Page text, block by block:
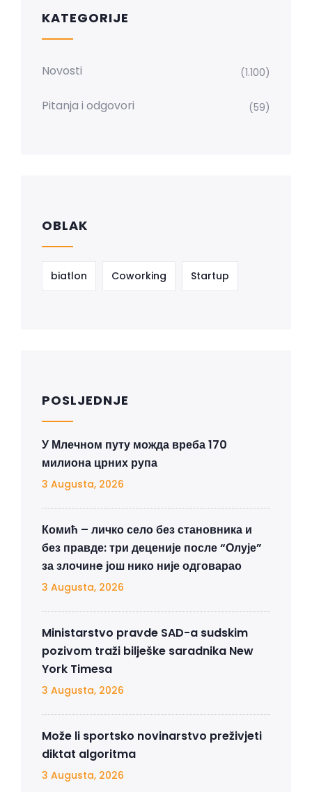
KATEGORIJE
Novosti (1.100)
Pitanja i odgovori (59)
OBLAK
biatlon Coworking Startup
POSLJEDNJE
У Млечном путу можда вреба 170
милиона црних рупа
3 Augusta, 2026
Комић – личко село без становника и
без правде: три деценије после “Олује”
за злочинe још нико није одговарао
3 Augusta, 2026
Ministarstvo pravde SAD-a sudskim
pozivom traži bilješke saradnika New
York Timesa
3 Augusta, 2026
Može li sportsko novinarstvo preživjeti
diktat algoritma
3 Augusta, 2026